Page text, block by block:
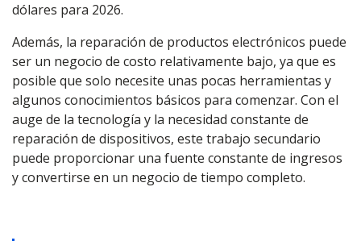
dólares para 2026.
Además, la reparación de productos electrónicos puede
ser un negocio de costo relativamente bajo, ya que es
posible que solo necesite unas pocas herramientas y
algunos conocimientos básicos para comenzar. Con el
auge de la tecnología y la necesidad constante de
reparación de dispositivos, este trabajo secundario
puede proporcionar una fuente constante de ingresos
y convertirse en un negocio de tiempo completo.